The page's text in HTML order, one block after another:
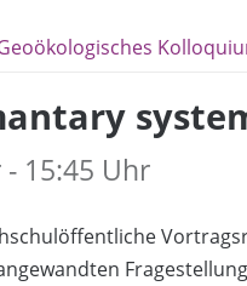
15:45 Uhr